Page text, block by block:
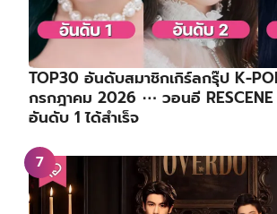
TOP30 อันดับสมาชิกเกิร์ลกรุ๊ป K-
กรกฎาคม 2026 ⋯ วอนอี
อันดับ 1 ได้สำเร็จ